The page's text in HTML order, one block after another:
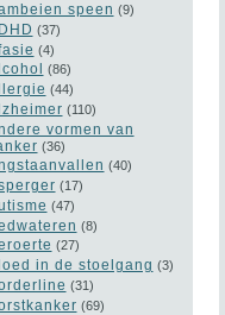
speen (9)
(37)
(4)
(86)
(44)
(110)
vormen van
(36)
(40)
(17)
(47)
(8)
(27)
in de stoelgang (3)
(31)
(69)